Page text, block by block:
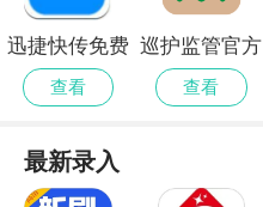
迅捷快传免费
版
查看
巡护监管官方
版
查看
最新录入